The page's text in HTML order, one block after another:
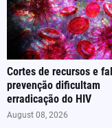
Cortes de recursos e
prevenção dificultam
erradicação do HIV
August 08, 2026